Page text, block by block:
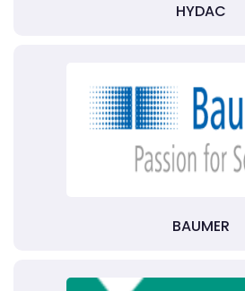
HYDAC
BAUMER